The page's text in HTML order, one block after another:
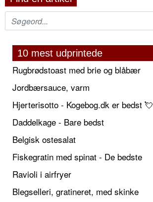
10 mest udprintede
Rugbrødstoast med brie og blåbær
Jordbærsauce, varm
Hjerterisotto - Kogebog.dk er bedst 💘
Daddelkage - Bare bedst
Belgisk ostesalat
Fiskegratin med spinat - De bedste
Ravioli i airfryer
Blegselleri, gratineret, med skinke